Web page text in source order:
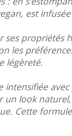
est
ses
les
légèreté.
intensifiée
look
Cette